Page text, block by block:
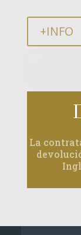
+INFO
La